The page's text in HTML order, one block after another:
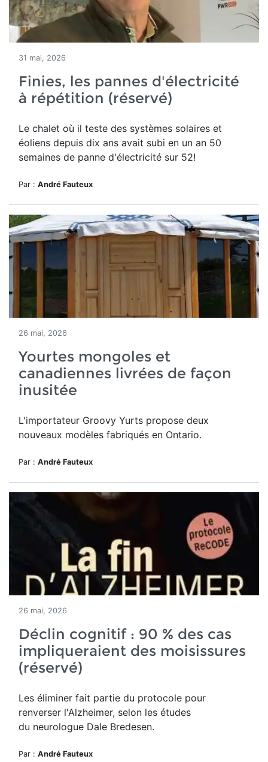
31 mai, 2026
Finies, les pannes d'électricité
à répétition (réservé)
Le chalet où il teste des systèmes solaires et
éoliens depuis dix ans avait subi en un an 50
semaines de panne d'électricité sur 52!
Par : André Fauteux
26 mai, 2026
Yourtes mongoles et
canadiennes livrées de façon
inusitée
L'importateur Groovy Yurts propose deux
nouveaux modèles fabriqués en Ontario.
Par : André Fauteux
26 mai, 2026
Déclin cognitif : 90 % des cas
impliqueraient des moisissures
(réservé)
Les éliminer fait partie du protocole pour
renverser l'Alzheimer, selon les études
du neurologue Dale Bredesen.
Par : André Fauteux